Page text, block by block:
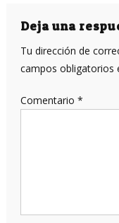
entradas
Deja una
Tu dirección de
campos obligatorios
Comentario *